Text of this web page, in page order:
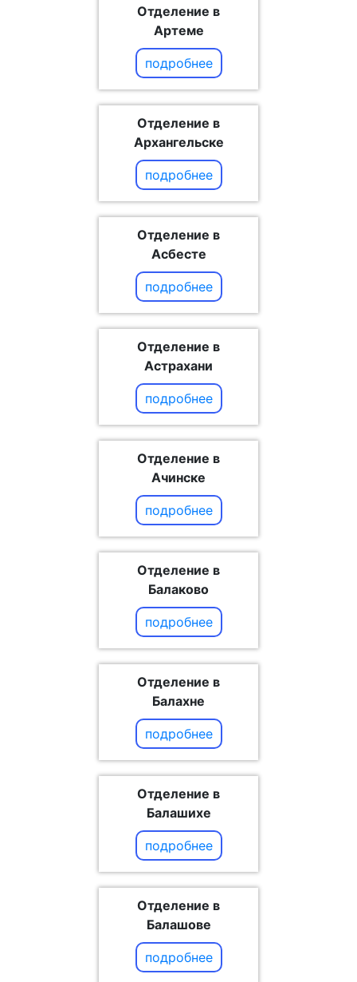
Отделение в
Артеме
подробнее
Отделение в
Архангельске
подробнее
Отделение в
Асбесте
подробнее
Отделение в
Астрахани
подробнее
Отделение в
Ачинске
подробнее
Отделение в
Балаково
подробнее
Отделение в
Балахне
подробнее
Отделение в
Балашихе
подробнее
Отделение в
Балашове
подробнее